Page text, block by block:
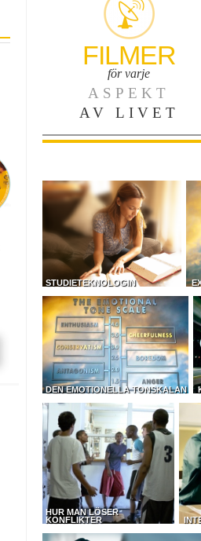
FILMER
för varje
ASPEKT
AV LIVET
STUDIETEKNOLOGIN
DEN EMOTIONELLA TONSKALAN
HUR MAN LÖSER
KONFLIKTER